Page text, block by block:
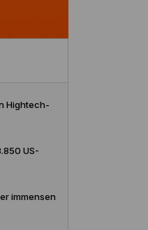
Hightech-
US-
immensen